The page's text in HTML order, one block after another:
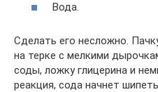
Вода.
Сделать его несложно.
на терке с мелкими
соды, ложку глицерина и
реакция, сода начнет